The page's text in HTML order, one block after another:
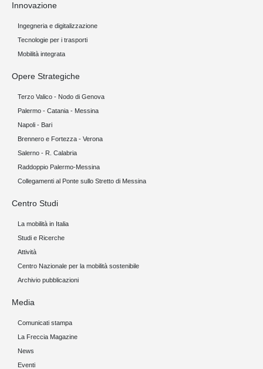
Innovazione
Ingegneria e digitalizzazione
Tecnologie per i trasporti
Mobilità integrata
Opere Strategiche
Terzo Valico - Nodo di Genova
Palermo - Catania - Messina
Napoli - Bari
Brennero e Fortezza - Verona
Salerno - R. Calabria
Raddoppio Palermo-Messina
Collegamenti al Ponte sullo Stretto di Messina
Centro Studi
La mobilità in Italia
Studi e Ricerche
Attività
Centro Nazionale per la mobilità sostenibile
Archivio pubblicazioni
Media
Comunicati stampa
La Freccia Magazine
News
Eventi